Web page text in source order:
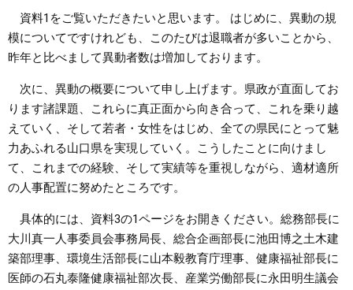
資料1をご覧いただきたいと思います。 はじめに、異動の規
模についてですけれども、このたびは退職者が多いことから、
昨年と比べまして異動者数は増加しております。
次に、異動の概要について申し上げます。県政が直面してお
ります諸課題、これらに真正面から向き合って、これを乗り越
えていく、そして若者・女性をはじめ、全ての県民にとって魅
力あふれる山口県を実現していく。こうしたことに向けまし
て、これまでの経験、そして実績等を重視しながら、適材適所
の人事配置に努めたところです。
具体的には、資料3の1ページをお開きください。総務部長に
大川真一人事委員会事務局長、総合企画部長に池田博之土木建
築部理事、環境生活部長に山本毅教育庁理事、健康福祉部長に
医師の石丸泰隆健康福祉部次長、産業労働部長に永田明生議会